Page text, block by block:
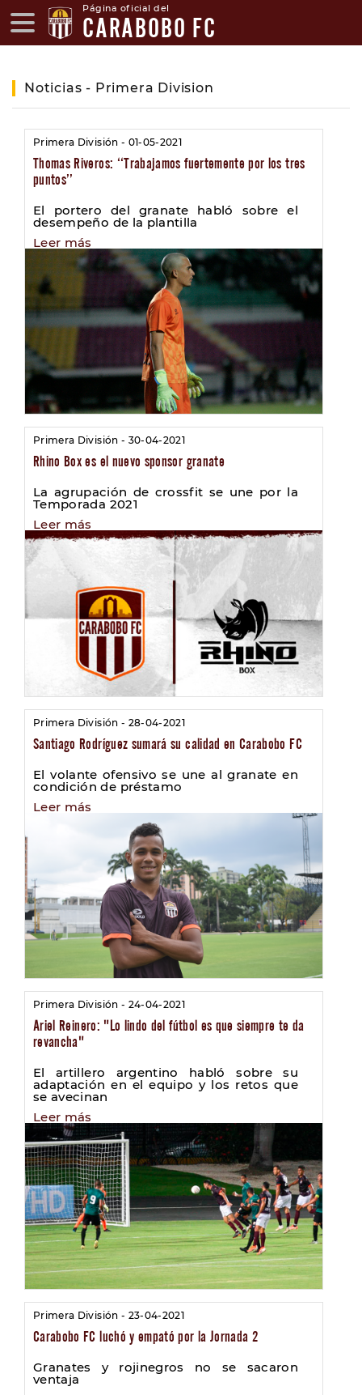
Página oficial del
CARABOBO FC
Noticias - Primera Division
Primera División - 01-05-2021
Thomas Riveros: ‘‘Trabajamos fuertemente por los tres
puntos’’
El portero del granate habló sobre el
desempeño de la plantilla
Leer más
Primera División - 30-04-2021
Rhino Box es el nuevo sponsor granate
La agrupación de crossfit se une por la
Temporada 2021
Leer más
Primera División - 28-04-2021
Santiago Rodríguez sumará su calidad en Carabobo FC
El volante ofensivo se une al granate en
condición de préstamo
Leer más
Primera División - 24-04-2021
Ariel Reinero: "Lo lindo del fútbol es que siempre te da
revancha"
El artillero argentino habló sobre su
adaptación en el equipo y los retos que
se avecinan
Leer más
Primera División - 23-04-2021
Carabobo FC luchó y empató por la Jornada 2
Granates y rojinegros no se sacaron
ventaja